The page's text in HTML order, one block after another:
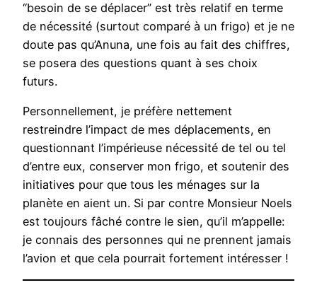
“besoin de se déplacer” est très relatif en terme
de nécessité (surtout comparé à un frigo) et je ne
doute pas qu’Anuna, une fois au fait des chiffres,
se posera des questions quant à ses choix
futurs.
Personnellement, je préfère nettement
restreindre l’impact de mes déplacements, en
questionnant l’impérieuse nécessité de tel ou tel
d’entre eux, conserver mon frigo, et soutenir des
initiatives pour que tous les ménages sur la
planète en aient un. Si par contre Monsieur Noels
est toujours fâché contre le sien, qu’il m’appelle:
je connais des personnes qui ne prennent jamais
l’avion et que cela pourrait fortement intéresser !